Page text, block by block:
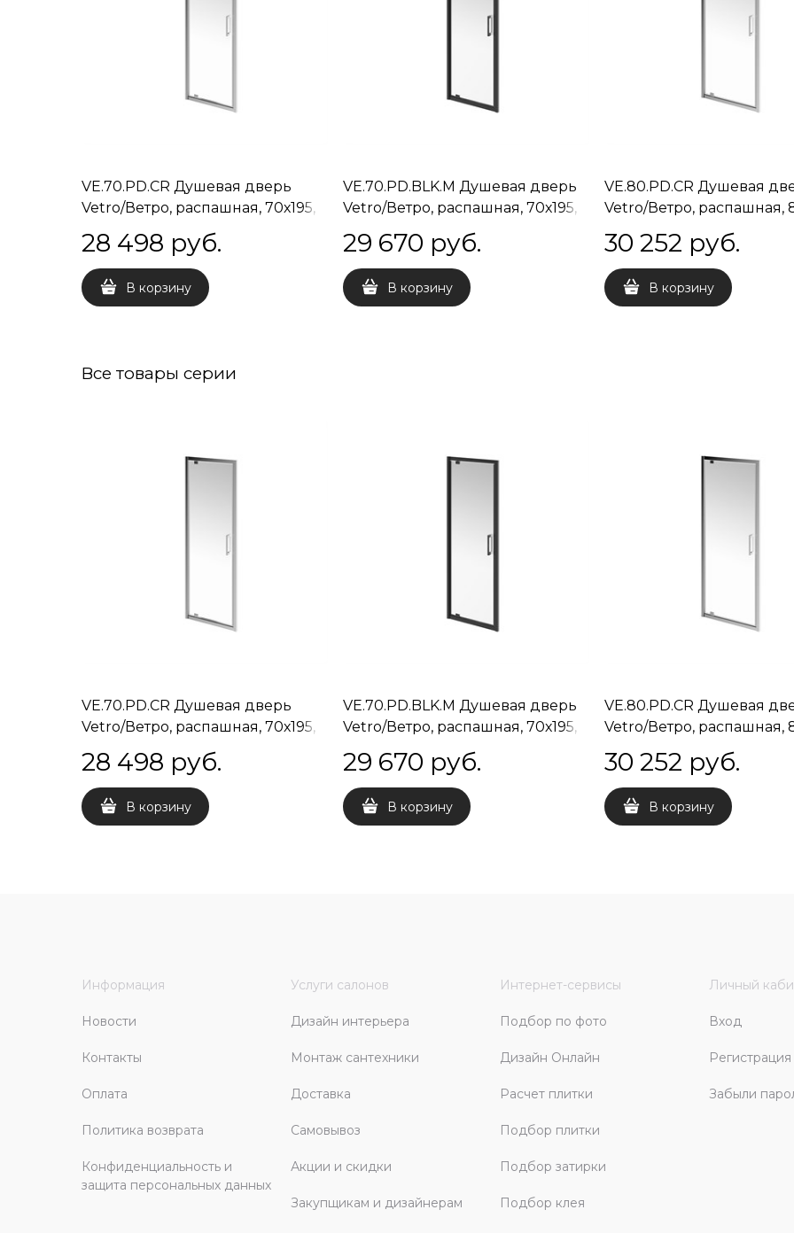
VE.70.PD.CR Душевая дверь
Vetro/Ветро, распашная, 70х195,
28 498 руб.
В корзину
VE.70.PD.BLK.M Душевая дверь
Vetro/Ветро, распашная, 70х195,
матовый черный
29 670 руб.
В корзину
VE.80.PD.CR Душевая
Vetro/Ветро, распашная,
30 252 руб.
В корзину
Все товары серии
VE.70.PD.CR Душевая дверь
Vetro/Ветро, распашная, 70х195,
28 498 руб.
В корзину
VE.70.PD.BLK.M Душевая дверь
Vetro/Ветро, распашная, 70х195,
матовый черный
29 670 руб.
В корзину
VE.80.PD.CR Душевая
Vetro/Ветро, распашная,
30 252 руб.
В корзину
Информация
Новости
Контакты
Оплата
Политика возврата
Конфиденциальность и
защита персональных данных
Услуги салонов
Дизайн интерьера
Монтаж сантехники
Доставка
Самовывоз
Акции и скидки
Закупщикам и дизайнерам
Интернет-сервисы
Подбор по фото
Дизайн Онлайн
Расчет плитки
Подбор плитки
Подбор затирки
Подбор клея
Личный
Вход
Регистрация
Забыли